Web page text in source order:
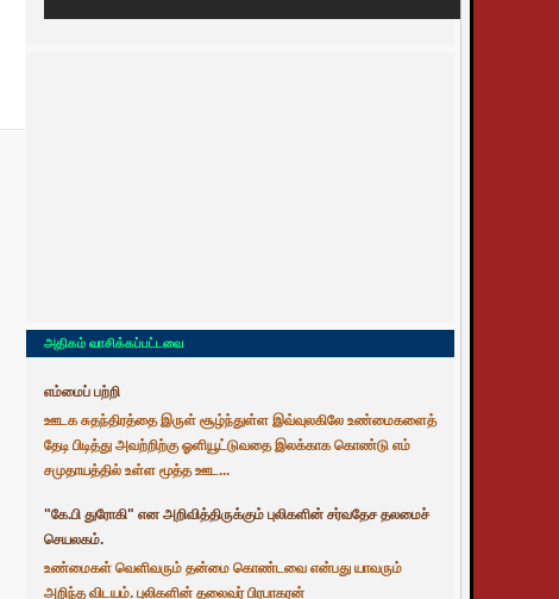
அதிகம் வாசிக்கப்பட்டவை
எம்மைப் பற்றி
ஊடக சுதந்திரத்தை இருள் சூழ்ந்துள்ள இவ்வுலகிலே உண்மைகளைத்
தேடி பிடித்து அவற்றிற்கு ஓளியூட்டுவதை இலக்காக கொண்டு எம்
சமுதாயத்தில் உள்ள மூத்த ஊட...
"கே.பி துரோகி" என அறிவித்திருக்கும் புலிகளின் சர்வதேச தலமைச்
செயலகம்.
உண்மைகள் வெளிவரும் தன்மை கொண்டவை என்பது யாவரும்
அறிந்த விடயம். புலிகளின் தலைவர் பிரபாகரன்